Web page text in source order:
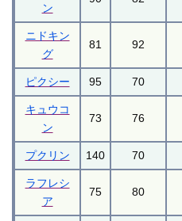
ン
ニドキン
グ
81 92
ピクシー 95 70
キュウコ
ン
73 76
プクリン 140 70
ラフレシ
ア
75 80